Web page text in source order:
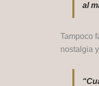
al
Tampoco
nostalgia